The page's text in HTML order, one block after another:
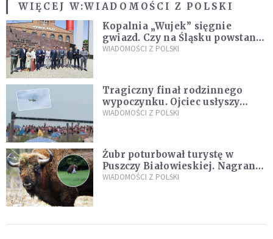
WIĘCEJ W:WIADOMOŚCI Z POLSKI
Kopalnia „Wujek” sięgnie
gwiazd. Czy na Śląsku powstanie
„Dolina Krzemowa”?
WIADOMOŚCI Z POLSKI
Tragiczny finał rodzinnego
wypoczynku. Ojciec usłyszy
zarzuty
WIADOMOŚCI Z POLSKI
Żubr poturbował turystę w
Puszczy Białowieskiej. Nagranie
daje do myślenia
WIADOMOŚCI Z POLSKI